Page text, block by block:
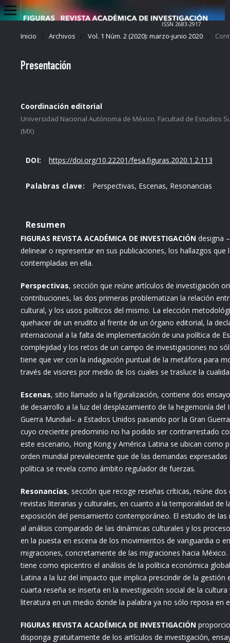
ISSN 2683-2917
Inicio / Archivos / Vol. 1 Núm. 2 (2020): marzo-junio 2020 /
Presentación
Coordinación editorial
Universidad Nacional Autónoma de México. Facultad de Estudios
(MX)
DOI: https://doi.org/10.22201/fesa.figuras.2020.1.2.113
Palabras clave: Perspectivas, Escenas, Resonancias
Resumen
FIGURAS REVISTA ACADÉMICA DE INVESTIGACIÓN designa
delinear o representar en sus publicaciones, los hallazgos
contempladas en ella.
Perspectivas, sección que reúne artículos de investigación
contribuciones, las dos primeras problematizan la relación
cultural, y los usos políticos del mismo. La elección
quehacer de un erudito al frente de un órgano editorial, la
internacional a la falta de implementación de una política de
complejidad y los retos de un campo de investigaciones no
tiene que ver con la indagación puntual de la metáfora para
través de visores por medio de los cuales se trasluce la
Escenas, sitio llamado a la figuralización, contiene dos
de desarrollo a la luz del desplazamiento de la hegemonía
Guerra Mundial– a Estados Unidos pasando por la Gran
cuyo creciente predominio no ha podido ser contrarrestado
este escenario, Hong Kong y América Latina se ubican como
orden mundial prevaleciente que de las demandas
política se revela como ámbito regulador de fuerzas.
Resonancias, sección que recoge reseñas críticas, reúne
revistas literarias y culturales, en cuanto a la temporalidad de
exposición del pensamiento contemporáneo. El estudio de
al análisis comparado de las dinámicas culturales y los
en la puesta en escena de los movimientos de vanguardia o
migraciones, concretamente de las migraciones hacia
tiene como epicentro el análisis de la política económica
Latina a la luz del impacto que implica prescindir de la
cuarta reseña se inserta en la investigación social de la
literatura en un medio donde la palabra ya no sólo reposa en
FIGURAS REVISTA ACADÉMICA DE INVESTIGACIÓN
disponga gratuitamente de los artículos de investigación,